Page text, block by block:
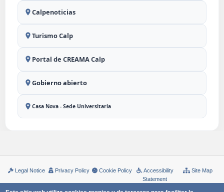
Calpenoticias
Turismo Calp
Portal de CREAMA Calp
Gobierno abierto
Casa Nova - Sede Universitaria
Legal Notice Privacy Policy Cookie Policy
Accessibility
Statement
Site Map